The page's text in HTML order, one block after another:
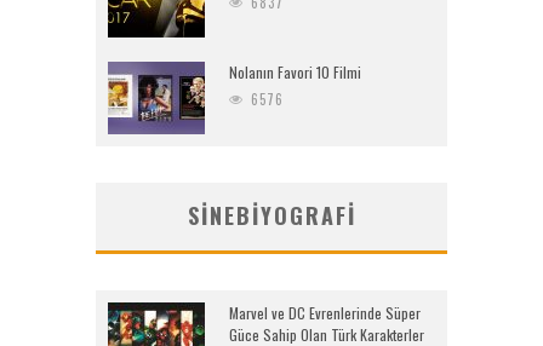
Nolanın Favori 10 Filmi
6576
SINEBIYOGRAFI
Marvel ve DC Evrenlerinde Süper
Güce Sahip Olan Türk Karakterler